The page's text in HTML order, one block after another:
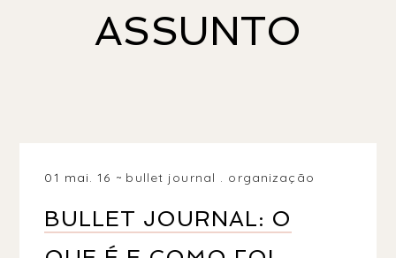
ASSUNTO
01 mai. 16 bullet journal . organização
BULLET JOURNAL: O